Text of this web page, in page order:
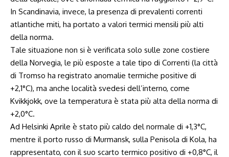
In Scandinavia, invece, la presenza di prevalenti correnti
atlantiche miti, ha portato a valori termici mensili più alti
della norma.
Tale situazione non si è verificata solo sulle zone costiere
della Norvegia, le più esposte a tale tipo di Correnti (la città
di Tromso ha registrato anomalie termiche positive di
+2,1°C), ma anche località svedesi dell’interno, come
Kvikkjokk, ove la temperatura è stata più alta della norma di
+2,0°C.
Ad Helsinki Aprile è stato più caldo del normale di +1,3°C,
mentre il porto russo di Murmansk, sulla Penisola di Kola, ha
rappresentato, con il suo scarto termico positivo di +0,8°C, il